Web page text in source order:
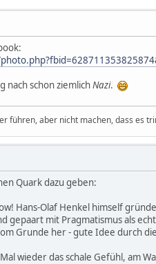
nach schon ziemlichNazi.
führen, aber nicht machen, dass es
Quark dazu geben:
Hans-Olaf Henkel himself
gepaart mit Pragmatismus als
Grunde her - gute Idee durch
wieder das schale Gefühl, am